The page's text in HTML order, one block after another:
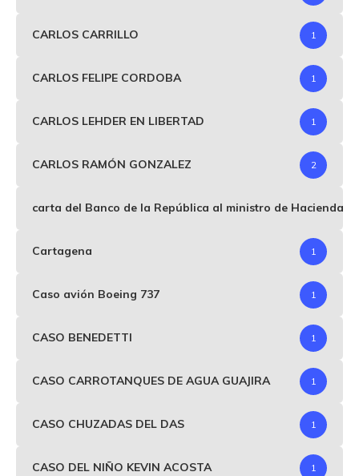
CARLOS CARRILLO 1
CARLOS FELIPE CORDOBA 1
CARLOS LEHDER EN LIBERTAD 1
CARLOS RAMÓN GONZALEZ 2
carta del Banco de la República al ministro de Hacienda
Cartagena 1
Caso avión Boeing 737 1
CASO BENEDETTI 1
CASO CARROTANQUES DE AGUA GUAJIRA 1
CASO CHUZADAS DEL DAS 1
CASO DEL NIÑO KEVIN ACOSTA 1